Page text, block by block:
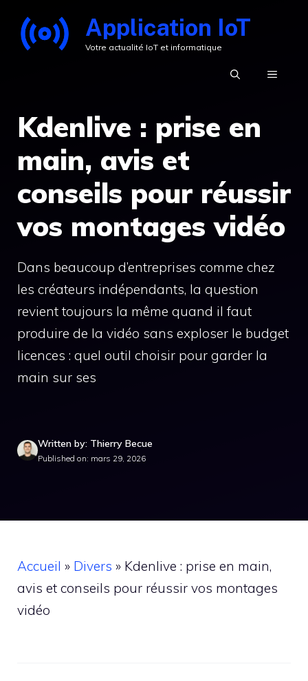
contenu
Application IoT
Votre actualité IoT et informatique
MENU
Kdenlive : prise en
main, avis et
conseils pour réussir
vos montages vidéo
Dans beaucoup d’entreprises comme chez
les créateurs indépendants, la question
revient toujours la même quand il faut
produire de la vidéo sans exploser le budget
licences : quel outil choisir pour garder la
main sur ses
Written by: Thierry Becue
Published on: mars 29, 2026
Accueil » Divers » Kdenlive : prise en main,
avis et conseils pour réussir vos montages
vidéo